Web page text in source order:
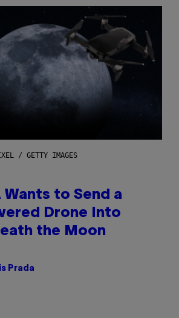
/ GETTY IMAGES
Wants to Send a
Drone Into
the Moon
Prada